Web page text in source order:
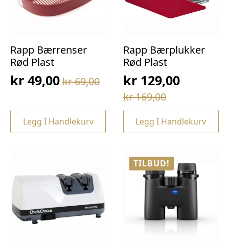
Rapp Bærrenser
Rød Plast
kr69,00
Opprinnelig
var:
kr 69,00.
kr 49,00
Nåværende
er:
kr 49,00.
Legg I Handlekurv
Rapp Bærplukker
Rød Plast
kr169,00
Opprinnelig
pris
var:
kr129,00
Nåværende
pris
er:Legg I Handlekurv
TILBUD!